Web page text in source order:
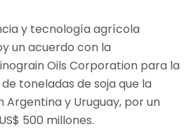
y tecnología agrícola
un acuerdo con la
Oils Corporation para la
toneladas de soja que la
y Uruguay, por un
500 millones.